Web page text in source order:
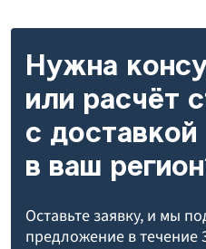
Нужна
или расчёт
с доставкой
в ваш
Оставьте заявку, и мы
предложение в течение